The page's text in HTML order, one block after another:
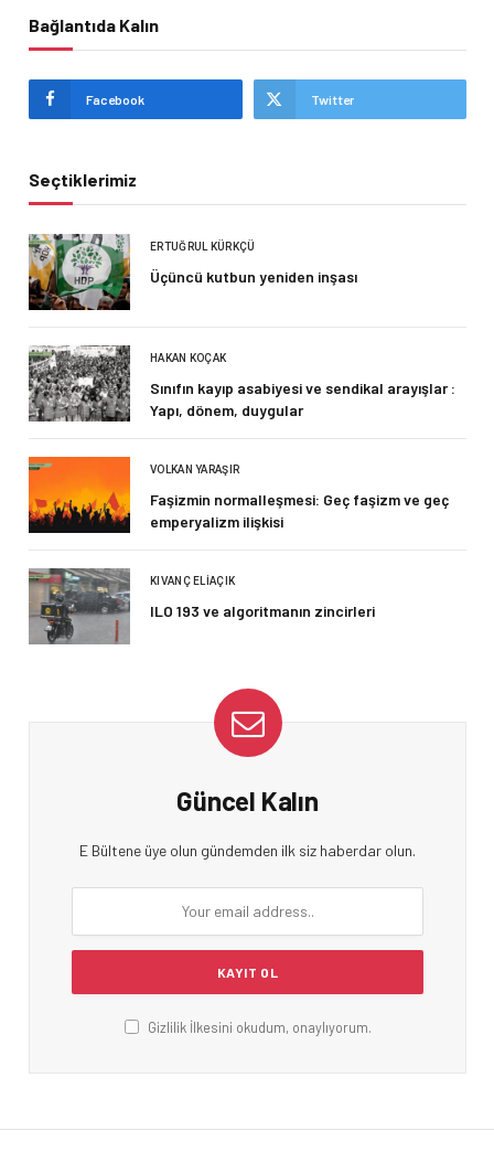
Bağlantıda Kalın
Facebook Twitter
Seçtiklerimiz
ERTUĞRUL KÜRKÇÜ
Üçüncü kutbun yeniden inşası
HAKAN KOÇAK
Sınıfın kayıp asabiyesi ve sendikal arayışlar :
Yapı, dönem, duygular
VOLKAN YARAŞIR
Faşizmin normalleşmesi: Geç faşizm ve geç
emperyalizm ilişkisi
KIVANÇ ELIAÇIK
ILO 193 ve algoritmanın zincirleri
Güncel Kalın
E Bültene üye olun gündemden ilk siz haberdar olun.
Gizlilik İlkesini okudum, onaylıyorum.